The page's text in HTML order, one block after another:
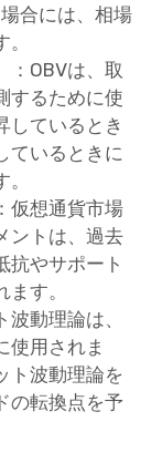
合には、相場
：OBVは、取
するために使
しているとき
ているときに
仮想通貨市場
ントは、過去
抗やサポート
す。
動理論は、
使用されま
ト波動理論を
の転換点を予